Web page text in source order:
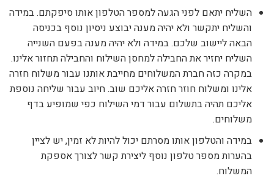
השליח יתאם לפני הגעה למספר הטלפון אותו סיפקתם. במידה
והשליח יתקשר ולא יהיה מענה יבוצע ניסיון נוסף בכניסה
הבאה ליישוב שלכם. במידה ולא יהיה מענה בפעם השנייה
השליח יחזיר את החבילה למחסן השילוח והחבילה תחזור אלינו.
במקרה כזה חברת המשלוחים מחייבת אותנו עבור משלוח חזרה
אלינו ומשלוח חוזר חזרה אליכם שוב. חיוב עבור שליחה נוספת
אליכם תהיה בתשלום עבור דמי השילוח כפי שמופיע בדף
משלוחים.
במידה והטלפון אותו מסרתם יכול להיות לא זמין, יש לציין
בהערות מספר טלפון נוסף ליצירת קשר לצורך אספקת
המשלוח.